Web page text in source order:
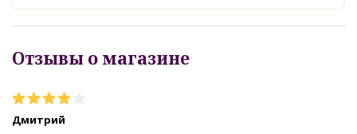
Отзывы о магазине
Дмитрий